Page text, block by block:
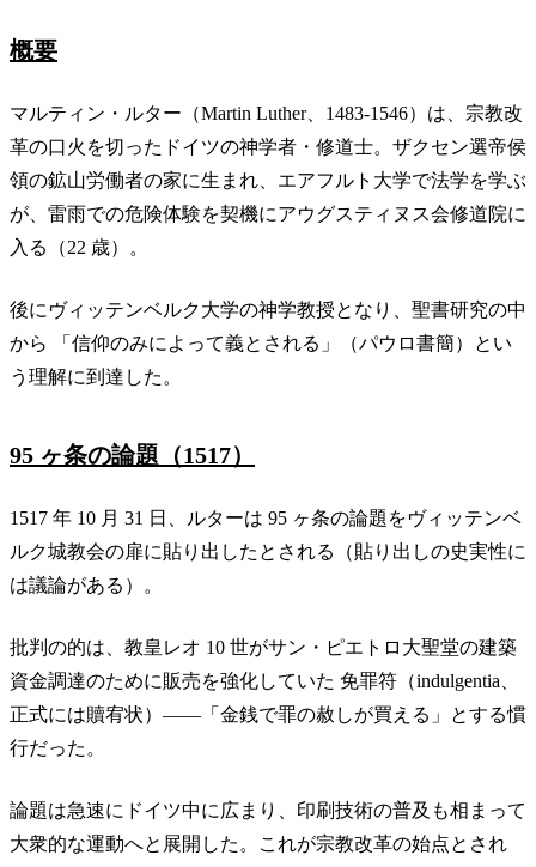
概要
マルティン・ルター（Martin Luther、1483-1546）は、宗教改
革の口火を切ったドイツの神学者・修道士。ザクセン選帝侯
領の鉱山労働者の家に生まれ、エアフルト大学で法学を学ぶ
が、雷雨での危険体験を契機にアウグスティヌス会修道院に
入る（22 歳）。
後にヴィッテンベルク大学の神学教授となり、聖書研究の中
から 「信仰のみによって義とされる」（パウロ書簡）とい
う理解に到達した。
95 ヶ条の論題（1517）
1517 年 10 月 31 日、ルターは 95 ヶ条の論題をヴィッテンベ
ルク城教会の扉に貼り出したとされる（貼り出しの史実性に
は議論がある）。
批判の的は、教皇レオ 10 世がサン・ピエトロ大聖堂の建築
資金調達のために販売を強化していた 免罪符（indulgentia、
正式には贖宥状）——「金銭で罪の赦しが買える」とする慣
行だった。
論題は急速にドイツ中に広まり、印刷技術の普及も相まって
大衆的な運動へと展開した。これが宗教改革の始点とされ